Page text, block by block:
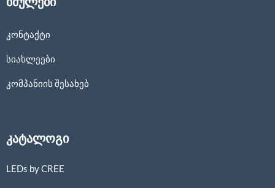
კონტაქტი
სიახლეები
კომპანიის შესახებ
კატალოგი
LEDs by CREE